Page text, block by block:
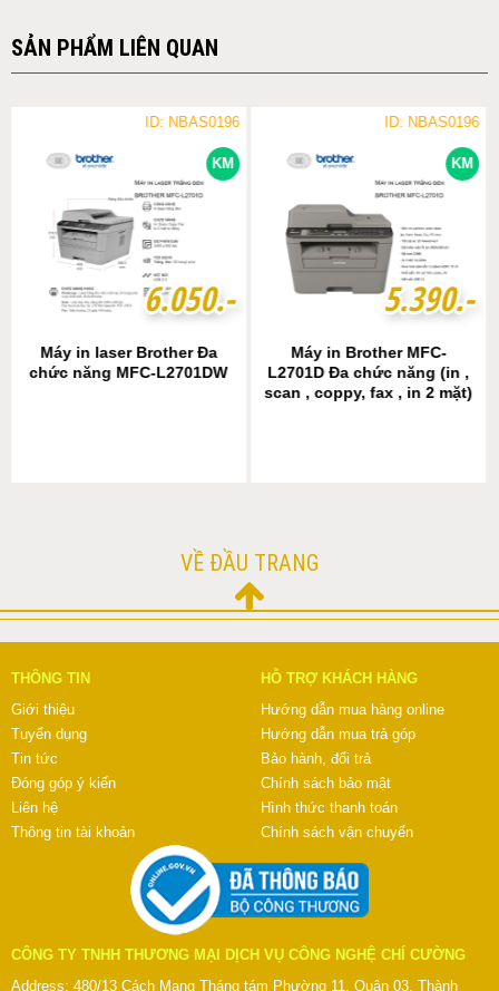
SẢN PHẨM LIÊN QUAN
KM
ID: NBAS0196
6.050.-
6.050.-
Máy in laser Brother Đa
chức năng MFC-L2701DW
KM
ID: NBAS0196
5.390.-
5.390.-
Máy in Brother MFC-
L2701D Đa chức năng (in ,
scan , coppy, fax , in 2 mặt)
VỀ ĐẦU TRANG
THÔNG TIN
Giới thiệu
Tuyển dụng
Tin tức
Đóng góp ý kiến
Liên hệ
Thông tin tài khoản
HỖ TRỢ KHÁCH HÀNG
Hướng dẫn mua hàng online
Hướng dẫn mua trả góp
Bảo hành, đổi trả
Chính sách bảo mật
Hình thức thanh toán
Chính sách vận chuyển
CÔNG TY TNHH THƯƠNG MẠI DỊCH VỤ CÔNG NGHỆ CHÍ CƯỜNG
Address: 480/13 Cách Mạng Tháng tám Phường 11, Quận 03, Thành